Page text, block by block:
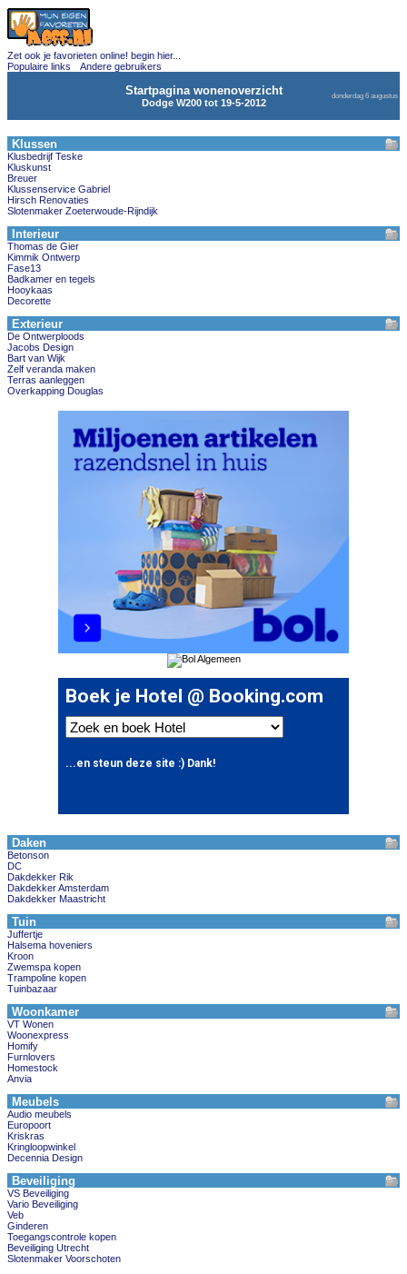
Zet ook je favorieten online! begin hier...
Populaire links
Andere gebruikers
Startpagina wonenoverzicht
Dodge W200 tot 19-5-2012
donderdag 6 augustus
Klussen
Klusbedrijf Teske
Kluskunst
Breuer
Klussenservice Gabriel
Hirsch Renovaties
Slotenmaker Zoeterwoude-Rijndijk
Interieur
Thomas de Gier
Kimmik Ontwerp
Fase13
Badkamer en tegels
Hooykaas
Decorette
Exterieur
De Ontwerploods
Jacobs Design
Bart van Wijk
Zelf veranda maken
Terras aanleggen
Overkapping Douglas
Daken
Betonson
DC
Dakdekker Rik
Dakdekker Amsterdam
Dakdekker Maastricht
Tuin
Juffertje
Halsema hoveniers
Kroon
Zwemspa kopen
Trampoline kopen
Tuinbazaar
Woonkamer
VT Wonen
Woonexpress
Homify
Furnlovers
Homestock
Anvia
Meubels
Audio meubels
Europoort
Kriskras
Kringloopwinkel
Decennia Design
Beveiliging
VS Beveiliging
Vario Beveiliging
Veb
Ginderen
Toegangscontrole kopen
Beveiliging Utrecht
Slotenmaker Voorschoten